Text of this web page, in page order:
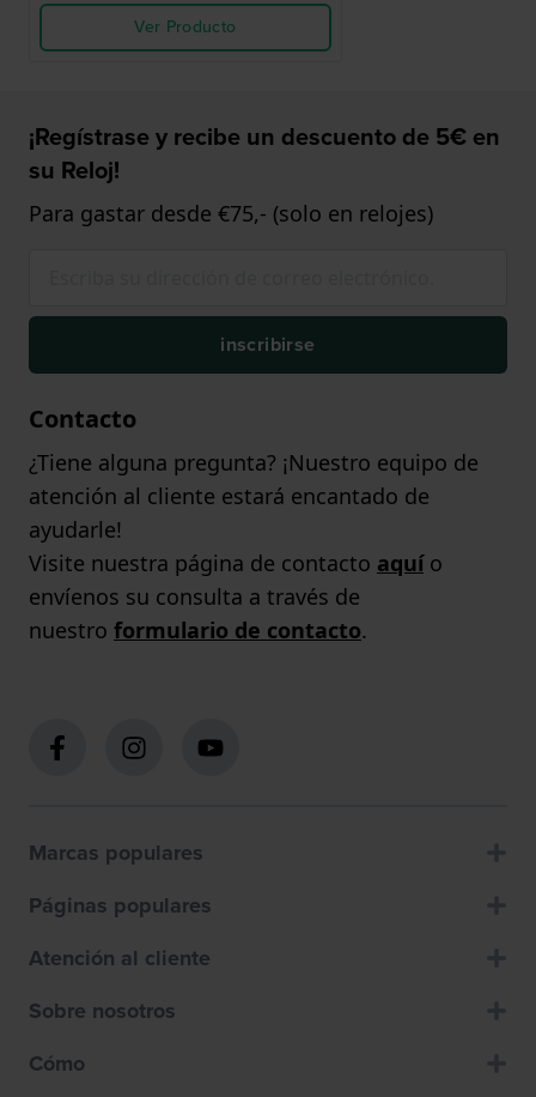
Ver Producto
¡Regístrase y recibe un descuento de 5€ en
su Reloj!
Para gastar desde €75,- (solo en relojes)
inscribirse
Contacto
¿Tiene alguna pregunta? ¡Nuestro equipo de
atención al cliente estará encantado de
ayudarle!
Visite nuestra página de contacto aquío
envíenos su consulta a través de
nuestro formulario de contacto.
Marcas populares
Páginas populares
Atención al cliente
Sobre nosotros
Cómo